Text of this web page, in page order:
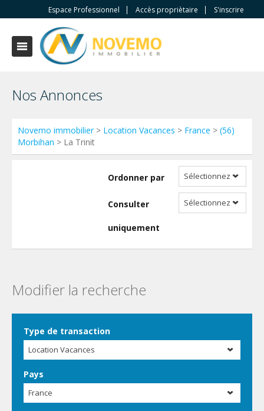
Espace Professionnel Accès propriètaire S'inscrire
Nos Annonces
Novemo immobilier> Location Vacances > France > (56)
Morbihan > La Trinit
Ordonner par Sélectionnez
Consulter
uniquement
Sélectionnez
Modifier la recherche
Type de transaction
Location Vacances
Pays
France